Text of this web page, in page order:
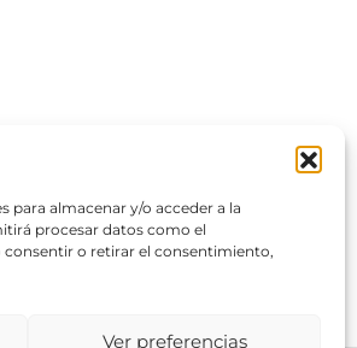
para almacenar y/o acceder a la
procesar datos como el
o retirar el consentimiento,
Ver preferencias